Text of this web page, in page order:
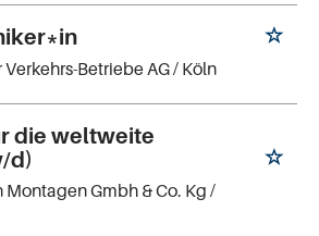
Verkehrs-Betriebe AG/ Köln
die weltweite
d)
Montagen Gmbh & Co. Kg /